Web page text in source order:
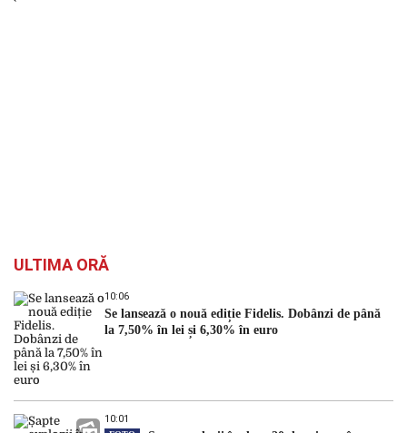
ULTIMA ORĂ
10:06
Se lansează o nouă ediție Fidelis. Dobânzi de până
la 7,50% în lei și 6,30% în euro
10:01